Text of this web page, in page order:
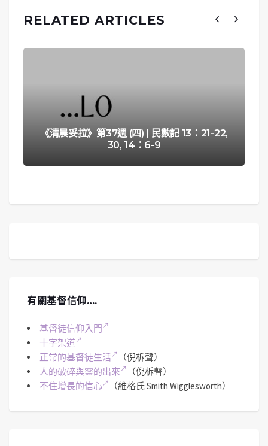
RELATED ARTICLES
《清晨妥拉》第37週 (四) | 民數記 13：21-22,
30, 14：6-9
有關基督信仰….
基督徒信仰入門
十字架道
正常的基督徒生活
（倪柝聲）
人的破碎與靈的出來
（倪柝聲）
不住增長的信心
（維格氏 Smith Wigglesworth）